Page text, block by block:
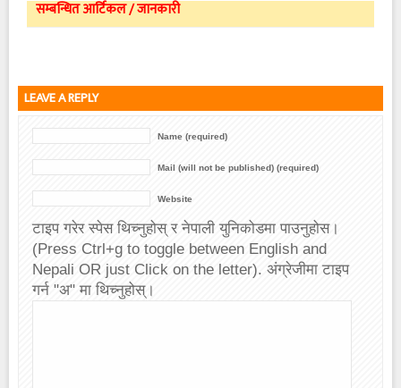
सम्बन्धित आर्टिकल / जानकारी
LEAVE A REPLY
Name (required)
Mail (will not be published) (required)
Website
टाइप गरेर स्पेस थिच्नुहोस् र नेपाली युनिकोडमा पाउनुहोस।
(Press Ctrl+g to toggle between English and
Nepali OR just Click on the letter). अंग्रेजीमा टाइप
गर्न "अ" मा थिच्नुहोस्।